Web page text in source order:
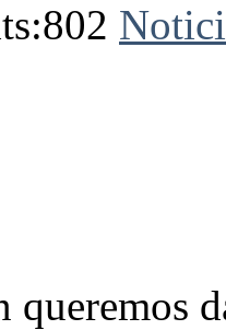
queremos